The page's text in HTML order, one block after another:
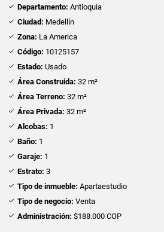
Departamento: Antioquia
Ciudad: Medellín
Zona: La America
Código: 10125157
Estado: Usado
Área Construida: 32 m²
Área Terreno: 32 m²
Área Privada: 32 m²
Alcobas: 1
Baño: 1
Garaje: 1
Estrato: 3
Tipo de inmueble: Apartaestudio
Tipo de negocio: Venta
Administración: $188.000 COP